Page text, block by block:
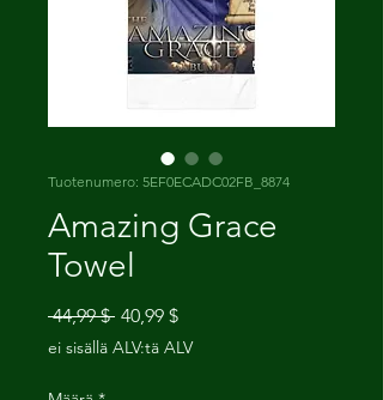
Tuotenumero: 5EF0ECADC02FB_8874
Amazing Grace
Towel
44,99 $ Normaali
hinta
40,99 $Alehinta
ei sisällä ALV:tä ALV